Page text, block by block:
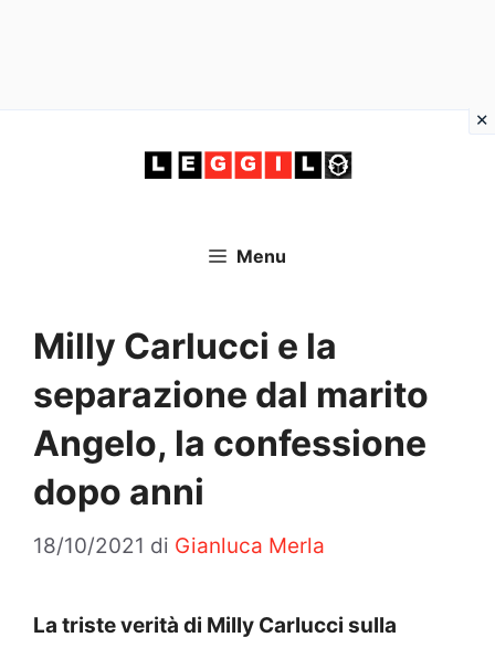
Menu
Milly Carlucci e la
separazione dal marito
Angelo, la confessione
dopo anni
18/10/2021 di Gianluca Merla
La triste verità di Milly Carlucci sulla